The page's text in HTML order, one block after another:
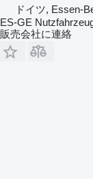
ドイツ, Essen-
ES-GE
販売会社に連絡